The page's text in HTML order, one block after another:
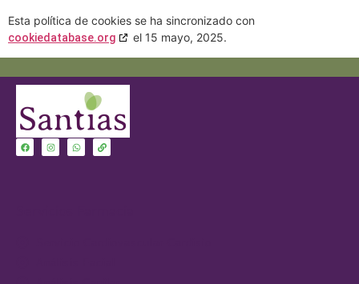
Esta política de cookies se ha sincronizado con
cookiedatabase.org el 15 mayo, 2025.